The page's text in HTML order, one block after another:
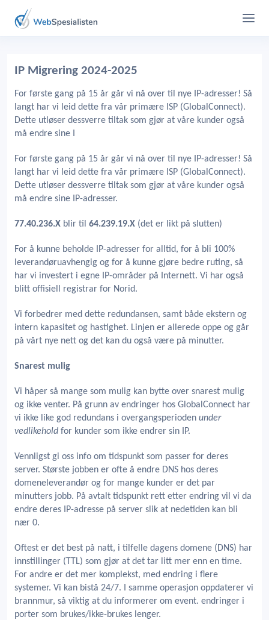
IP Migrering 2024-2025
For første gang på 15 år går vi nå over til nye IP-adresser! Så
langt har vi leid dette fra vår primære ISP (GlobalConnect).
Dette utløser dessverre tiltak som gjør at våre kunder også
må endre sine I
For første gang på 15 år går vi nå over til nye IP-adresser! Så
langt har vi leid dette fra vår primære ISP (GlobalConnect).
Dette utløser dessverre tiltak som gjør at våre kunder også
må endre sine IP-adresser.
77.40.236.X blir til 64.239.19.X (det er likt på slutten)
For å kunne beholde IP-adresser for alltid, for å bli 100%
leverandøruavhengig og for å kunne gjøre bedre ruting, så
har vi investert i egne IP-områder på Internett. Vi har også
blitt offisiell registrar for Norid.
Vi forbedrer med dette redundansen, samt både ekstern og
intern kapasitet og hastighet. Linjen er allerede oppe og går
på vårt nye nett og det kan du også være på minutter.
Snarest mulig
Vi håper så mange som mulig kan bytte over snarest mulig
og ikke venter. På grunn av endringer hos GlobalConnect har
vi ikke like god redundans i overgangsperioden under
vedlikehold for kunder som ikke endrer sin IP.
Vennligst gi oss info om tidspunkt som passer for deres
server. Største jobben er ofte å endre DNS hos deres
domeneleverandør og for mange kunder er det par
minutters jobb. På avtalt tidspunkt rett etter endring vil vi da
endre deres IP-adresse på server slik at nedetiden kan bli
nær 0.
Oftest er det best på natt, i tilfelle dagens domene (DNS) har
innstillinger (TTL) som gjør at det tar litt mer enn en time.
For andre er det mer komplekst, med endring i flere
systemer. Vi kan bistå 24/7. I samme operasjon oppdaterer vi
brannmur, så viktig at du informerer om event. endringer i
porter som brukes/ikke-brukes lenger.